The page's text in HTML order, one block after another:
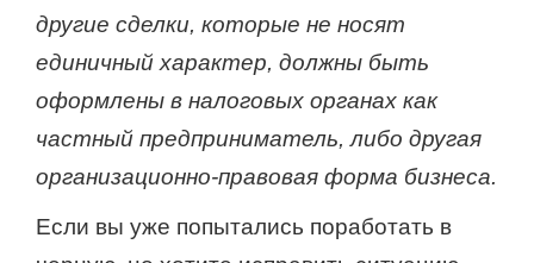
другие сделки, которые не носят
единичный характер, должны быть
оформлены в налоговых органах как
частный предприниматель, либо другая
организационно-правовая форма бизнеса.
Если вы уже попытались поработать в